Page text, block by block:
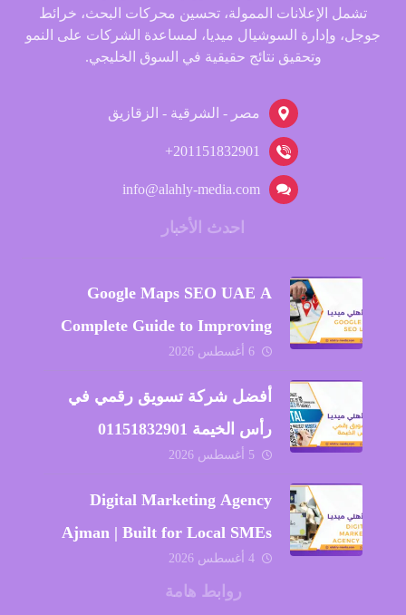
تشمل الإعلانات الممولة، تحسين محركات البحث، خرائط
جوجل، وإدارة السوشيال ميديا، لمساعدة الشركات على النمو
وتحقيق نتائج حقيقية في السوق الخليجي.
مصر - الشرقية - الزقازيق
201151832901+
info@alahly-media.com
احدث الأخبار
Google Maps SEO UAE A
Complete Guide to Improving
Local Visibility and Business
Growth
6 أغسطس 2026
أفضل شركة تسويق رقمي في
رأس الخيمة 01151832901
5 أغسطس 2026
Digital Marketing Agency
Ajman | Built for Local SMEs
2026
4 أغسطس 2026
روابط هامة